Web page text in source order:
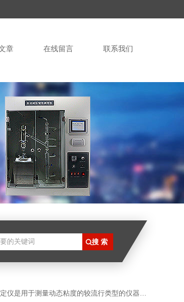
章 在线留言 联系我们
仪是用于测量动态粘度的较流行类型的仪器之一